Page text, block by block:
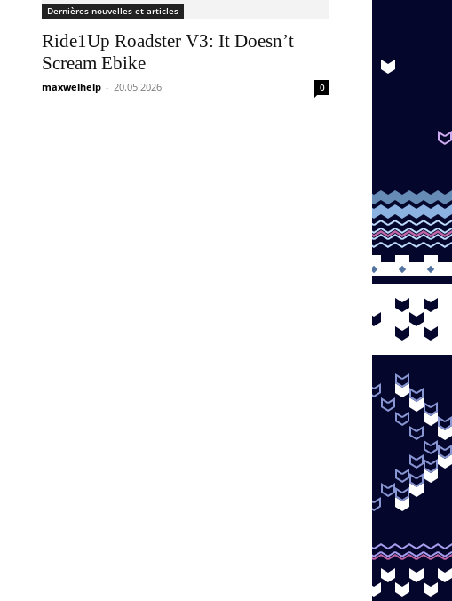
Dernières nouvelles et articles
Ride1Up Roadster V3: It Doesn’t
Scream Ebike
maxwelhelp - 20.05.2026 0